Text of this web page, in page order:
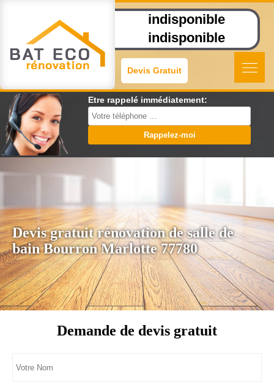
indisponible
indisponible
Devis Gratuit
Etre rappelé immédiatement:
Devis gratuit rénovation de salle de
bain Bourron Marlotte 77780
Demande de devis gratuit